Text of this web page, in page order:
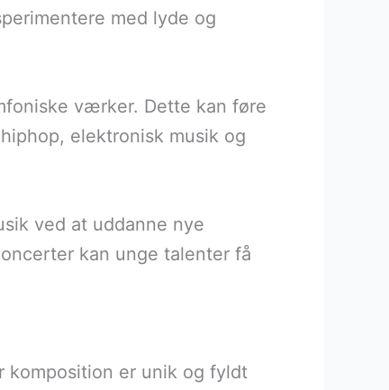
med lyde og
værker. Dette kan føre
elektronisk musik og
ved at uddanne nye
kan unge talenter få
komposition er unik og fyldt